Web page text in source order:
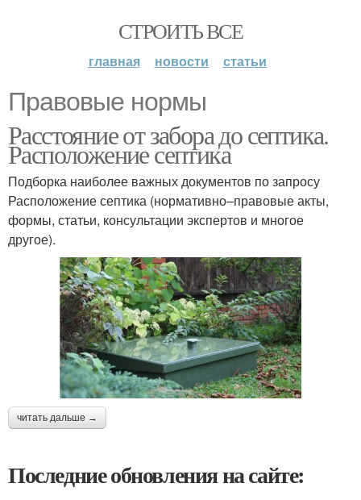
СТРОИТЬ ВСЕ
главная новости статьи
Правовые нормы
Расстояние от забора до септика.
Расположение септика
Подборка наиболее важных документов по запросу
Расположение септика (нормативно–правовые акты,
формы, статьи, консультации экспертов и многое
другое).
читать дальше →
Последние обновления на сайте: